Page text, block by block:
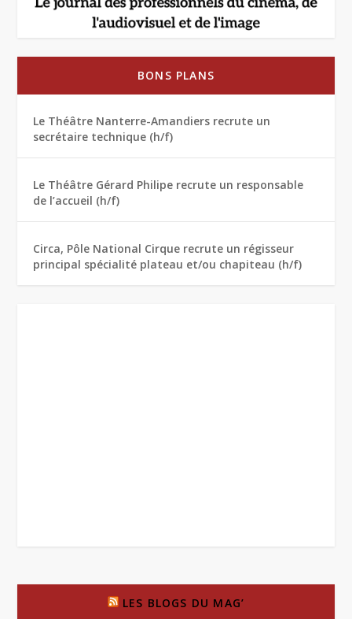
BONS PLANS
Le Théâtre Nanterre-Amandiers recrute un
secrétaire technique (h/f)
Le Théâtre Gérard Philipe recrute un responsable
de l’accueil (h/f)
Circa, Pôle National Cirque recrute un régisseur
principal spécialité plateau et/ou chapiteau (h/f)
LES BLOGS DU MAG’